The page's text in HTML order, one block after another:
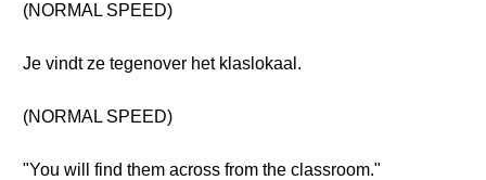
(NORMAL SPEED)
Je vindt ze tegenover het klaslokaal.
(NORMAL SPEED)
"You will find them across from the classroom."